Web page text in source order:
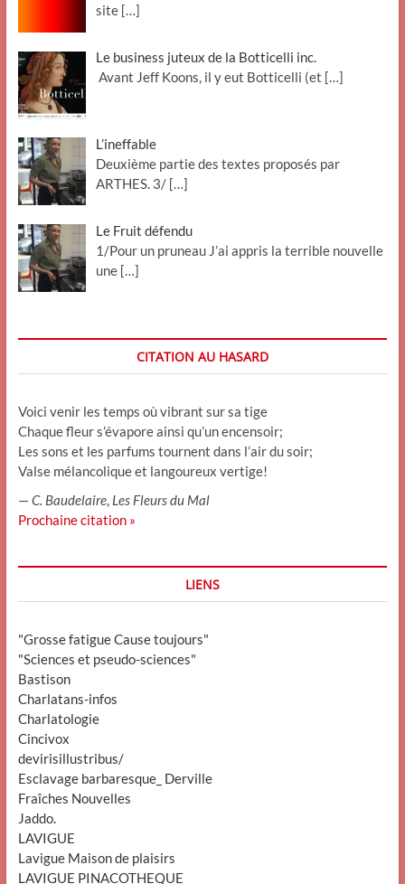
site […]
Le business juteux de la Botticelli inc.
Avant Jeff Koons, il y eut Botticelli (et […]
L’ineffable
Deuxième partie des textes proposés par
ARTHES. 3/ […]
Le Fruit défendu
1/Pour un pruneau J’ai appris la terrible nouvelle
une […]
CITATION AU HASARD
Voici venir les temps où vibrant sur sa tige
Chaque fleur s’évapore ainsi qu’un encensoir;
Les sons et les parfums tournent dans l’air du soir;
Valse mélancolique et langoureux vertige!
—C. Baudelaire, Les Fleurs du Mal
Prochaine citation »
LIENS
"Grosse fatigue Cause toujours"
"Sciences et pseudo-sciences"
Bastison
Charlatans-infos
Charlatologie
Cincivox
devirisillustribus/
Esclavage barbaresque_ Derville
Fraîches Nouvelles
Jaddo.
LAVIGUE
Lavigue Maison de plaisirs
LAVIGUE PINACOTHEQUE